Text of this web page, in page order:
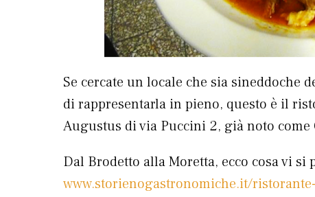
Se cercate un locale che sia sineddoche
di rappresentarla in pieno, questo è il
Augustus di via Puccini 2, già noto come
Dal Brodetto alla Moretta, ecco cosa vi
www.storienogastronomiche.it/